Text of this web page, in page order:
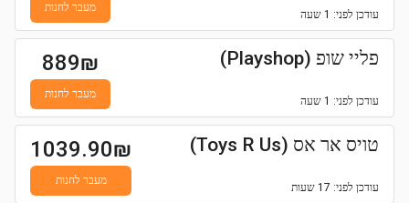
עודכן לפני: 1 שעה
מעבר לחנות
פליי שופ (Playshop)
עודכן לפני: 1 שעה
889₪
מעבר לחנות
טויס אר אס (Toys R Us)
עודכן לפני: 17 שעות
1039.90₪
מעבר לחנות